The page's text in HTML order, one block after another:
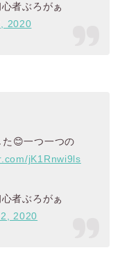
者ぶろがぁ
2020
😊一つ一つの
jK1Rnwi9ls
者ぶろがぁ
2020